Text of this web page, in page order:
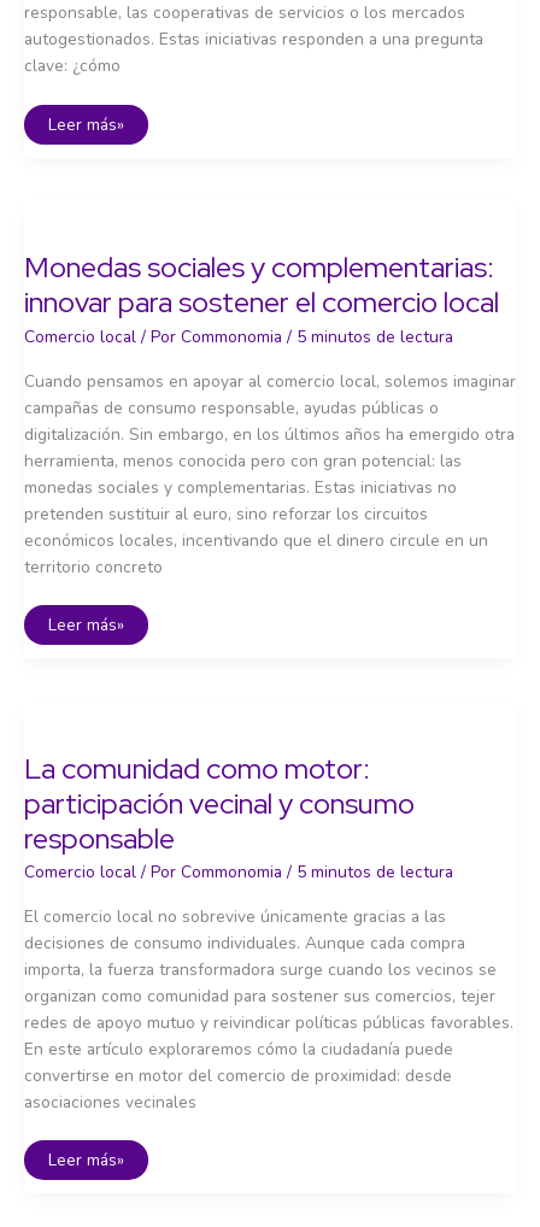
responsable, las cooperativas de servicios o los mercados
autogestionados. Estas iniciativas responden a una pregunta
clave: ¿cómo
Supermercados
cooperativos
Leer más»
Monedas sociales y complementarias:
innovar para sostener el comercio local
Comercio local / Por Commonomia / 5 minutos de lectura
Cuando pensamos en apoyar al comercio local, solemos imaginar
campañas de consumo responsable, ayudas públicas o
digitalización. Sin embargo, en los últimos años ha emergido otra
herramienta, menos conocida pero con gran potencial: las
monedas sociales y complementarias. Estas iniciativas no
pretenden sustituir al euro, sino reforzar los circuitos
económicos locales, incentivando que el dinero circule en un
territorio concreto
Monedas
sociales
local
Leer más»
La comunidad como motor:
participación vecinal y consumo
responsable
Comercio local / Por Commonomia / 5 minutos de lectura
El comercio local no sobrevive únicamente gracias a las
decisiones de consumo individuales. Aunque cada compra
importa, la fuerza transformadora surge cuando los vecinos se
organizan como comunidad para sostener sus comercios, tejer
redes de apoyo mutuo y reivindicar políticas públicas favorables.
En este artículo exploraremos cómo la ciudadanía puede
convertirse en motor del comercio de proximidad: desde
asociaciones vecinales
La
comunidad
Leer más»